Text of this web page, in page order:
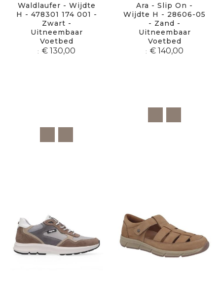
Waldlaufer - Wijdte
H - 478301 174 001 -
Zwart -
Uitneembaar
Voetbed
€ 130,00
Ara - Slip On -
Wijdte H - 28606-05
- Zand -
Uitneembaar
Voetbed
€ 140,00